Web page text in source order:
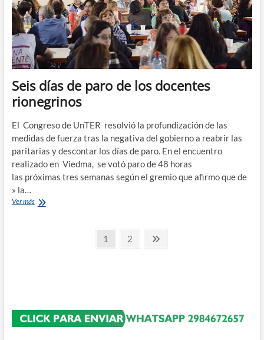
Seis días de paro de los docentes
rionegrinos
El Congreso de UnTER resolvió la profundización de las
medidas de fuerza tras la negativa del gobierno a reabrir las
paritarias y descontar los días de paro. En el encuentro
realizado en Viedma, se votó paro de 48 horas
las próximas tres semanas según el gremio que afirmo que de
» la…
Ver másSeis
Página
1 Página
2